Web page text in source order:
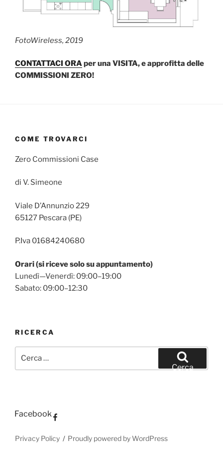
FotoWireless, 2019
CONTATTACI ORAper una VISITA, e approfitta delle
COMMISSIONI ZERO!
COME TROVARCI
Zero Commissioni Case
di V. Simeone
Viale D’Annunzio 229
65127 Pescara (PE)
P.Iva 01684240680
Orari (si riceve solo su appuntamento)
Lunedì—Venerdì: 09:00–19:00
Sabato: 09:00–12:30
RICERCA
Cerca
Facebook
Privacy Policy Proudly powered by WordPress